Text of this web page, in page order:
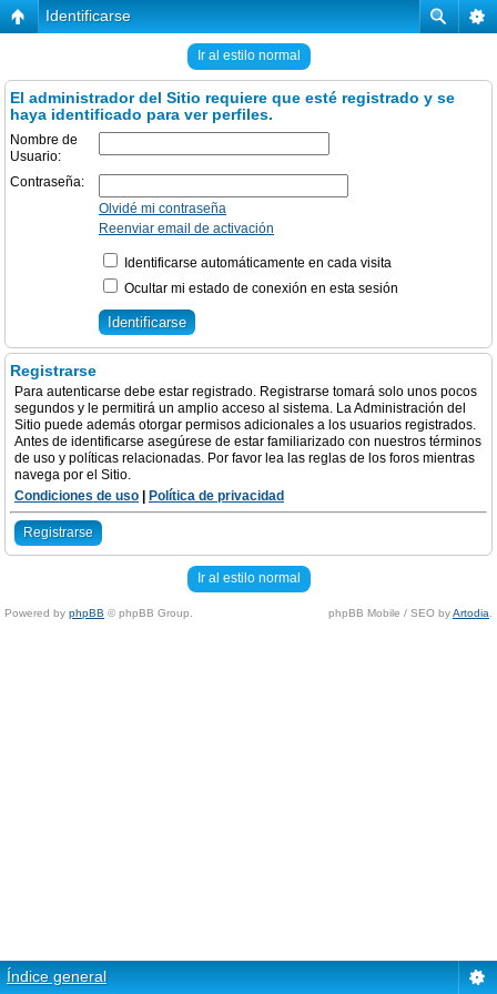
Identificarse
Ir al estilo normal
El administrador del Sitio requiere que esté registrado y se
haya identificado para ver perfiles.
Nombre de
Usuario:
Contraseña:
Olvidé mi contraseña
Reenviar email de activación
Identificarse automáticamente en cada visita
Ocultar mi estado de conexión en esta sesión
Registrarse
Para autenticarse debe estar registrado. Registrarse tomará solo unos pocos
segundos y le permitirá un amplio acceso al sistema. La Administración del
Sitio puede además otorgar permisos adicionales a los usuarios registrados.
Antes de identificarse asegúrese de estar familiarizado con nuestros términos
de uso y políticas relacionadas. Por favor lea las reglas de los foros mientras
navega por el Sitio.
Condiciones de uso
Política de privacidad
Registrarse
Ir al estilo normal
Powered by phpBB © phpBB Group. phpBB Mobile / SEO byArtodia
Índice general